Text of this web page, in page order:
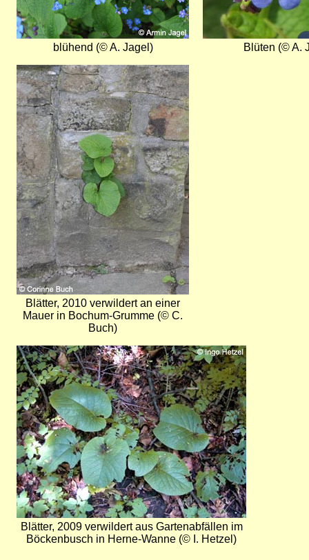
blühend (© A. Jagel)
Blüten (© A.
Bild
Blätter, 2010 verwildert an einer
Mauer in Bochum-Grumme (© C.
Buch)
Bild
Blätter, 2009 verwildert aus Gartenabfällen im
Böckenbusch in Herne-Wanne (© I. Hetzel)